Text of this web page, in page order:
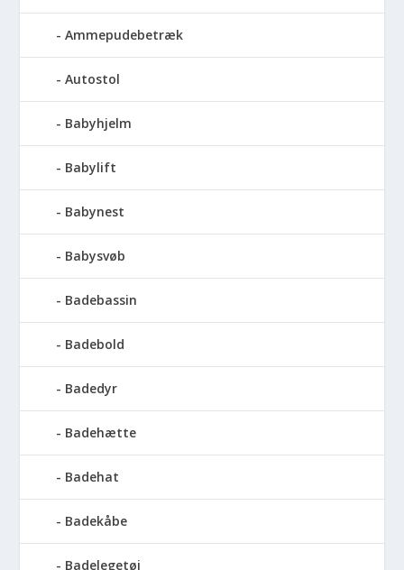
Ammepudebetræk
Autostol
Babyhjelm
Babylift
Babynest
Babysvøb
Badebassin
Badebold
Badedyr
Badehætte
Badehat
Badekåbe
Badelegetøj